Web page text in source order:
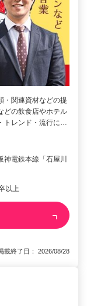
・関連資材などの提
どの飲食店やホテル
トレンド・流行に…
電鉄本線「石屋川
以上
終了日： 2026/08/28